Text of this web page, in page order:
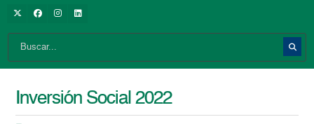
Inversión Social 2022